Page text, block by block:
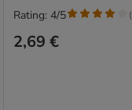
2,69 €
Rating: 4/5 (